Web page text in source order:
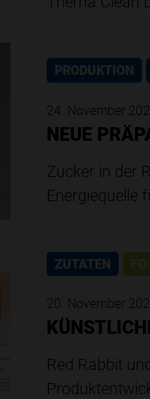
PRODUKTION
24. November
NEUE
Zucker in der
Energiequelle
ZUTATEN
20. November
Red Rabbit